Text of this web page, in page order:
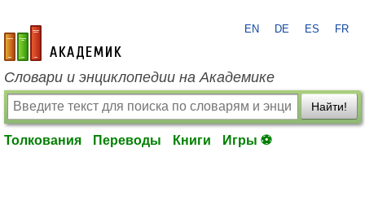
academic.ru
EN DE ES FR
Словари и энциклопедии на Академике
Найти!
Толкования Переводы Книги Игры ⚽